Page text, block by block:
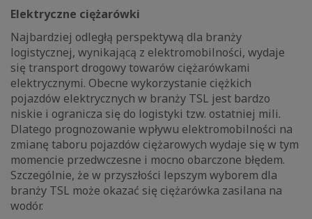
Elektryczne ciężarówki
Najbardziej odległą perspektywą dla branży
logistycznej, wynikającą z elektromobilności, wydaje
się transport drogowy towarów ciężarówkami
elektrycznymi. Obecne wykorzystanie ciężkich
pojazdów elektrycznych w branży TSL jest bardzo
niskie i ogranicza się do logistyki tzw. ostatniej mili.
Dlatego prognozowanie wpływu elektromobilności na
zmianę taboru pojazdów ciężarowych wydaje się w tym
momencie przedwczesne i mocno obarczone błędem.
Szczególnie, że w przyszłości lepszym wyborem dla
branży TSL może okazać się ciężarówka zasilana na
wodór.